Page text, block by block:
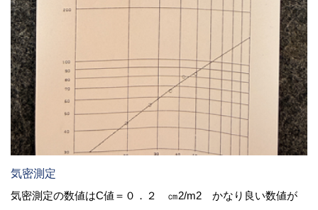
気密測定
気密測定の数値はC値＝０．２ ㎝2/m2 かなり良い数値が